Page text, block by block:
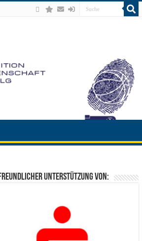
Unterstützung von: